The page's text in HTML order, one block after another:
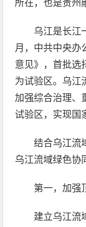
所在，也是贵州
乌江是长江
月，中共中央办
意见》，首批选
为试验区。乌江
加强综合治理、
试验区，实现国
结合乌江流
乌江流域绿色协
第一，加强
建立乌江流